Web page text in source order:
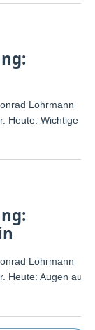
Lohrmann
Heute: Wichtige
Lohrmann
Heute: Augen auf